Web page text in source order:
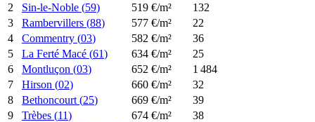
2
Sin-le-Noble (59) 519 €/m²
132
3
Rambervillers (88) 577 €/m²
22
4
Commentry (03) 582 €/m²
36
5
La Ferté Macé (61) 634 €/m²
25
6
Montluçon (03) 652 €/m²
1 484
7
Hirson (02) 660 €/m²
32
8
Bethoncourt (25) 669 €/m²
39
9
Trèbes (11) 674 €/m²
38